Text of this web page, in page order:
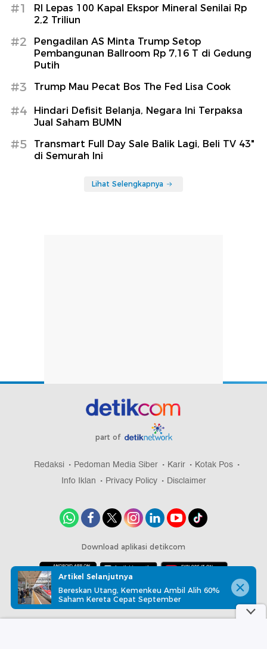
#1
RI Lepas 100 Kapal Ekspor Mineral Senilai Rp
2,2 Triliun
#2
Pengadilan AS Minta Trump Setop
Pembangunan Ballroom Rp 7,16 T di Gedung
Putih
#3 Trump Mau Pecat Bos The Fed Lisa Cook
#4
Hindari Defisit Belanja, Negara Ini Terpaksa
Jual Saham BUMN
#5
Transmart Full Day Sale Balik Lagi, Beli TV 43"
di Semurah Ini
Lihat Selengkapnya
part of
Redaksi Pedoman Media Siber Karir
Kotak Pos
Info Iklan
Privacy Policy Disclaimer
Download aplikasi detikcom
Copyright @ 2026 detikcom, All right reserved
Artikel Selanjutnya
Bereskan Utang, Kemenkeu Ambil Alih 60%
Saham Kereta Cepat September